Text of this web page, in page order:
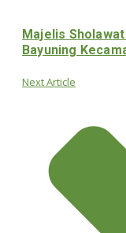
Majelis
Bayuning
Next Article